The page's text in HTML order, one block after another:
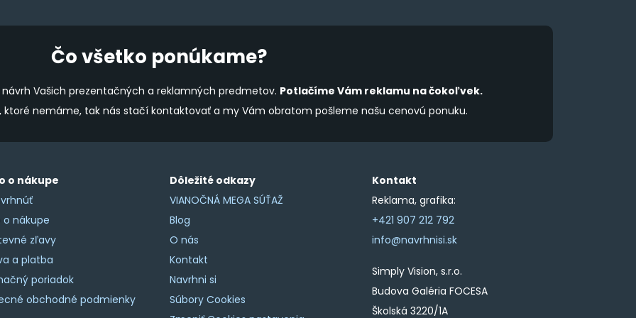
Čo všetko ponúkame?
Vašich prezentačných a reklamných predmetov. Potlačíme Vám reklamu na čokoľvek.
ktoré nemáme, tak nás stačí kontaktovať a my Vám obratom pošleme našu cenovú ponuku.
o nákupe
o nákupe
zľavy
a platba
poriadok
obchodné podmienky
Dôležité odkazy
VIANOČNÁ MEGA SÚŤAŽ
Blog
O nás
Kontakt
Navrhni si
Súbory Cookies
Kontakt
Reklama, grafika:
+421 907 212 792
info@navrhnisi.sk
Simply Vision, s.r.o.
Budova Galéria FOCESA
Školská 3220/1A